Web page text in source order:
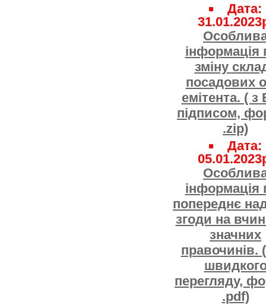
Дата:
інформація
зміну
посадових
емітента. (
підписом,
.zip)
Дата:
інформація
попереднє
згоди на
значних
правочинів.
перегляду,
.pdf)